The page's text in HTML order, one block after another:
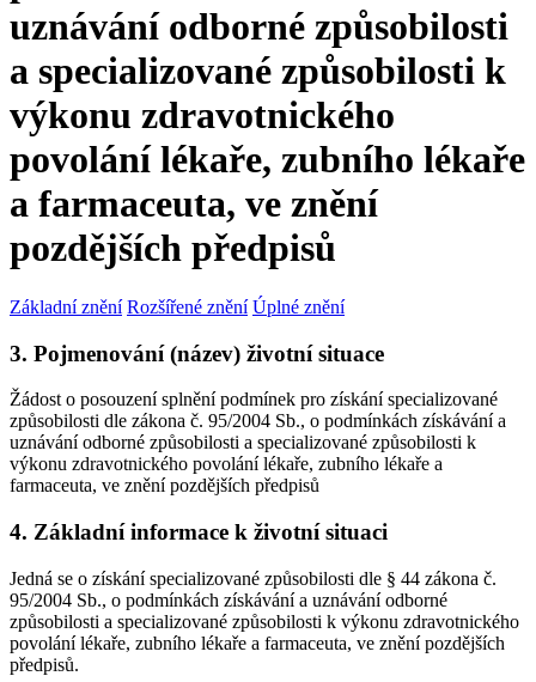
uznávání odborné způsobilosti
a specializované způsobilosti k
výkonu zdravotnického
povolání lékaře, zubního lékaře
a farmaceuta, ve znění
pozdějších předpisů
Základní znění Rozšířené znění Úplné znění
3. Pojmenování (název) životní situace
Žádost o posouzení splnění podmínek pro získání specializované
způsobilosti dle zákona č. 95/2004 Sb., o podmínkách získávání a
uznávání odborné způsobilosti a specializované způsobilosti k
výkonu zdravotnického povolání lékaře, zubního lékaře a
farmaceuta, ve znění pozdějších předpisů
4. Základní informace k životní situaci
Jedná se o získání specializované způsobilosti dle § 44 zákona č.
95/2004 Sb., o podmínkách získávání a uznávání odborné
způsobilosti a specializované způsobilosti k výkonu zdravotnického
povolání lékaře, zubního lékaře a farmaceuta, ve znění pozdějších
předpisů.